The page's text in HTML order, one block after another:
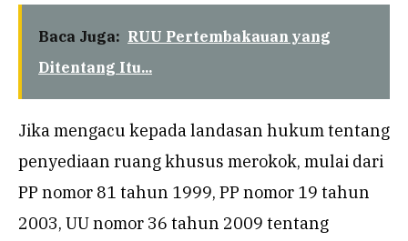
Baca Juga: RUU Pertembakauan yang
Ditentang Itu...
Jika mengacu kepada landasan hukum tentang
penyediaan ruang khusus merokok, mulai dari
PP nomor 81 tahun 1999, PP nomor 19 tahun
2003, UU nomor 36 tahun 2009 tentang